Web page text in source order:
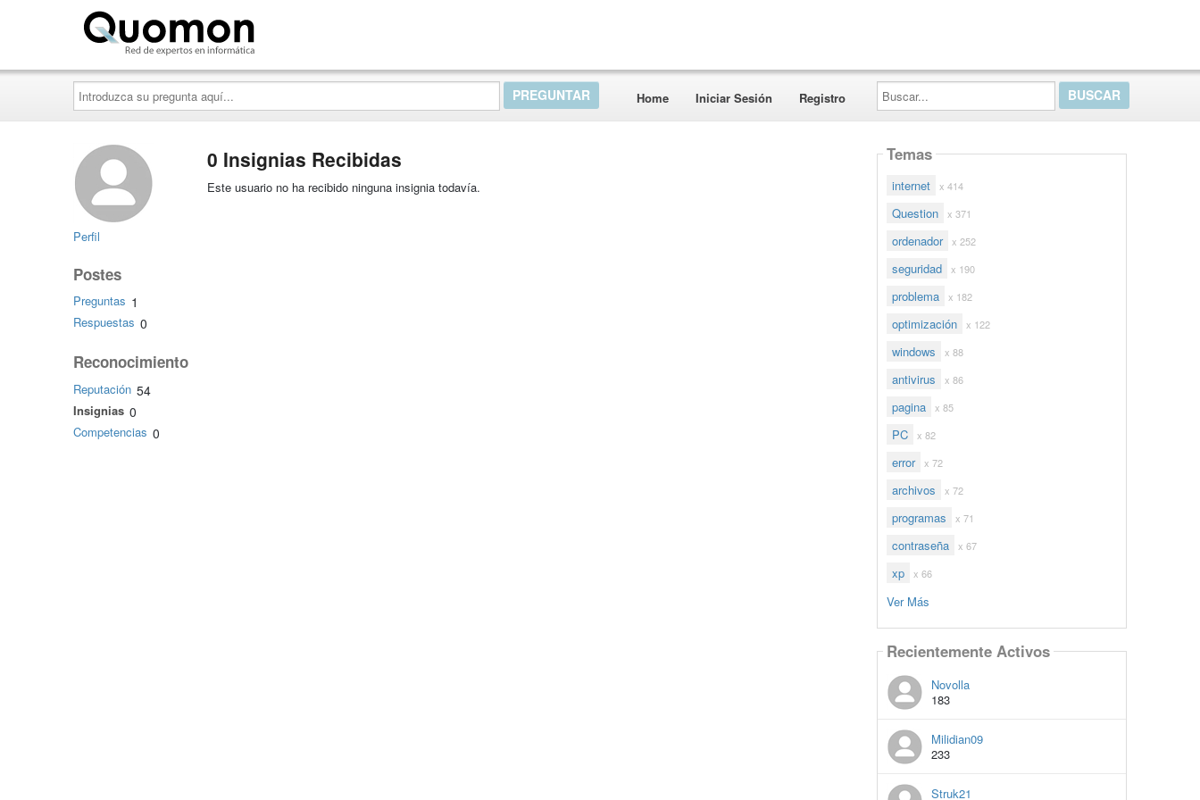
Introduzca
su
pregunta
aquí...
Home Iniciar Sesión Registro
Buscar...
Perfil
Postes
Preguntas 1
Respuestas 0
Reconocimiento
Reputación 54
Insignias 0
Competencias 0
0 Insignias Recibidas
Este usuario no ha recibido ninguna insignia todavía.
Temas
internet x 414
Question x 371
ordenador x 252
seguridad x 190
problema x 182
optimización x 122
windows x 88
antivirus x 86
pagina x 85
PC x 82
error x 72
archivos x 72
programas x 71
contraseña x 67
xp x 66
Ver Más
Recientemente Activos
Novolla
183
Milidian09
233
Struk21